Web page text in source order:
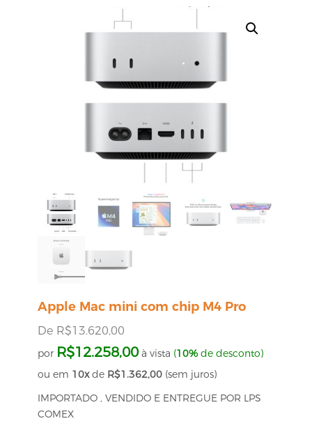
Apple Mac mini com chip M4 Pro
De R$13.620,00
por R$12.258,00à vista (10%de desconto)
ou em 10xde R$1.362,00 (sem juros)
IMPORTADO , VENDIDO E ENTREGUE POR LPS
COMEX